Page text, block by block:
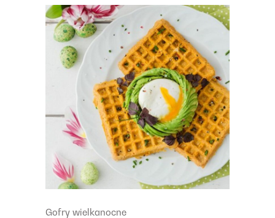
Gofry wielkanocne